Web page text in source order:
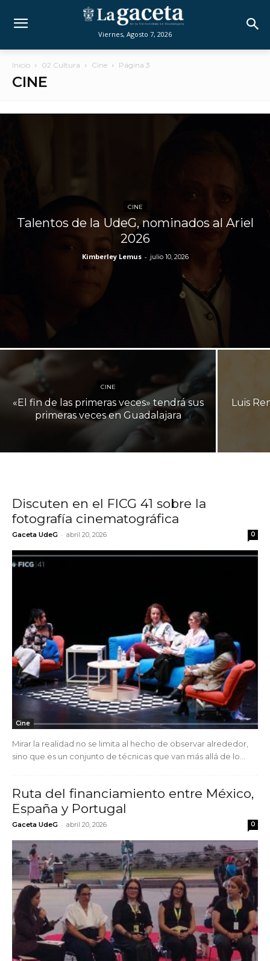
Viernes, Agosto 7, 2026
Inicio 02 Cultura Cine Página 3
CINE
CINE
Talentos de la UdeG, nominados al Ariel
2026
Kimberley Lemus - julio 10, 2026
CINE
«El fin de las primeras veces» tendrá sus
primeras veces en Guadalajara
Luis
Discuten en el FICG 41 sobre la
fotografía cinematográfica
Gaceta UdeG - abril 20, 2026 0
Cine
Mirar la realidad no se limita al hecho de observar alrededor,
sino que es un conjunto de técnicas que van más allá de lo...
Ruta del financiamiento entre México,
España y Portugal
Gaceta UdeG - abril 20, 2026 0